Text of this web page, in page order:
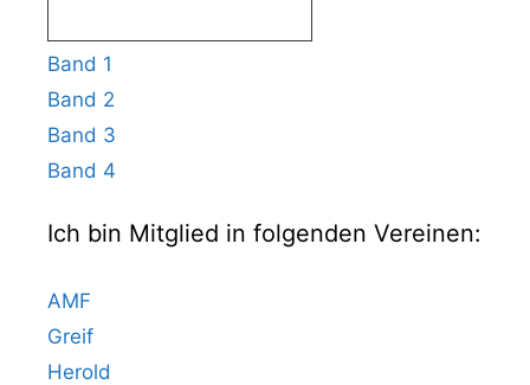
Band 1
Band 2
Band 3
Band 4
Ich bin Mitglied in folgenden Vereinen:
AMF
Greif
Herold